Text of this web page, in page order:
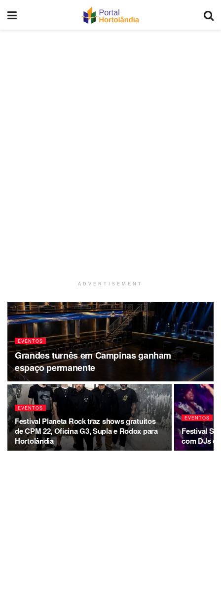
ADVERTISEMENT
EVENTOS
Grandes turnês em Campinas ganham
espaço permanente
EVENTOS
Festival Planeta Rock traz shows gratuitos
de CPM 22, Oficina G3, Supla e Rodox para
Hortolândia
EVENTOS
Festival
com DJs e